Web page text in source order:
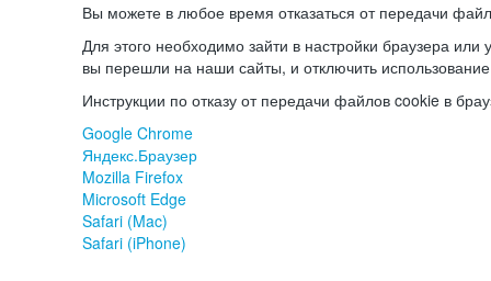
Вы можете в любое время отказаться от передачи
Для этого необходимо зайти в настройки браузера или
вы перешли на наши сайты, и отключить
Инструкции по отказу от передачи файлов cookie в
Google Chrome
Яндекс.Браузер
Mozilla Firefox
Microsoft Edge
Safari (Mac)
Safari (iPhone)